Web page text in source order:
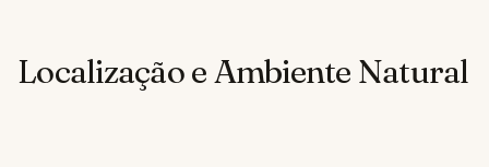
Localização e Ambiente Natural